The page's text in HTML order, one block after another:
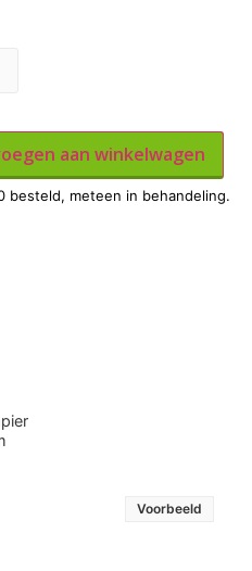
Voorbeeld
aan winkelwagen